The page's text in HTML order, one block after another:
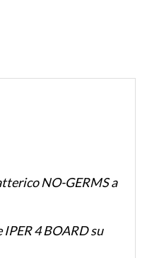
NO-GERMS a
4 BOARD su